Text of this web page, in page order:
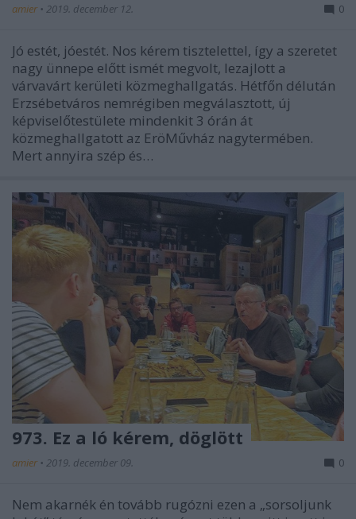
amier • 2019. december 12. 0
Jó estét, jóestét. Nos kérem tisztelettel, így a szeretet
nagy ünnepe előtt ismét megvolt, lezajlott a
várvavárt kerületi közmeghallgatás. Hétfőn délután
Erzsébetváros nemrégiben megválasztott, új
képviselőtestülete mindenkit 3 órán át
közmeghallgatott az EröMűvház nagytermében.
Mert annyira szép és…
973. Ez a ló kérem, döglött
amier • 2019. december 09. 0
Nem akarnék én tovább rugózni ezen a „sorsoljunk